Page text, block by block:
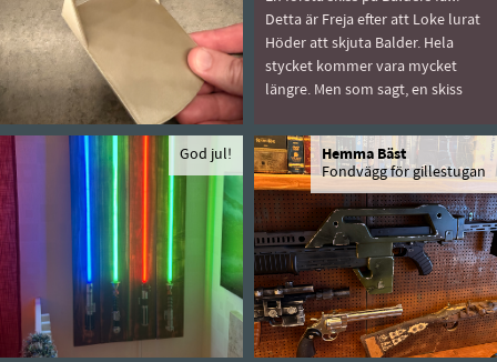
Detta är Freja efter att Loke lurat
Höder att skjuta Balder. Hela
stycket kommer vara mycket
längre. Men som sagt, en skiss
God jul!
Hemma Bäst
Fondvägg för gillestugan